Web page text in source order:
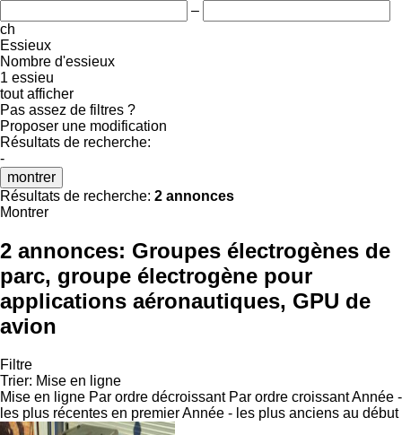
–
ch
Essieux
Nombre d'essieux
1 essieu
tout afficher
Pas assez de filtres ?
Proposer une modification
Résultats de recherche:
-
montrer
Résultats de recherche: 2 annonces
Montrer
2 annonces: Groupes électrogènes de
parc, groupe électrogène pour
applications aéronautiques, GPU de
avion
Filtre
Trier: Mise en ligne
Mise en ligne Par ordre décroissant Par ordre croissantAnnée -
les plus récentes en premierAnnée - les plus anciens au début